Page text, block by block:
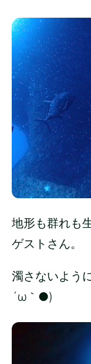
地形も群れも
ゲストさん。
濁さないよう
´ω｀●)